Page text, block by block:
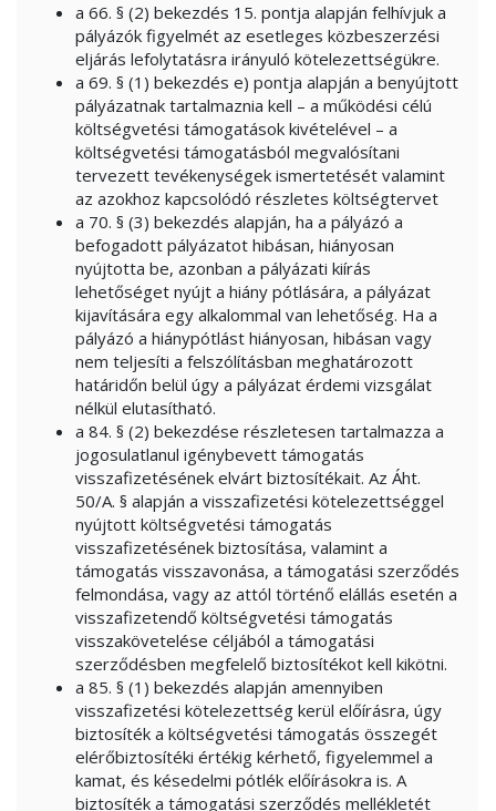
a 66. § (2) bekezdés 15. pontja alapján felhívjuk a
pályázók figyelmét az esetleges közbeszerzési
eljárás lefolytatásra irányuló kötelezettségükre.
a 69. § (1) bekezdés e) pontja alapján a benyújtott
pályázatnak tartalmaznia kell – a működési célú
költségvetési támogatások kivételével – a
költségvetési támogatásból megvalósítani
tervezett tevékenységek ismertetését valamint
az azokhoz kapcsolódó részletes költségtervet
a 70. § (3) bekezdés alapján, ha a pályázó a
befogadott pályázatot hibásan, hiányosan
nyújtotta be, azonban a pályázati kiírás
lehetőséget nyújt a hiány pótlására, a pályázat
kijavítására egy alkalommal van lehetőség. Ha a
pályázó a hiánypótlást hiányosan, hibásan vagy
nem teljesíti a felszólításban meghatározott
határidőn belül úgy a pályázat érdemi vizsgálat
nélkül elutasítható.
a 84. § (2) bekezdése részletesen tartalmazza a
jogosulatlanul igénybevett támogatás
visszafizetésének elvárt biztosítékait. Az Áht.
50/A. § alapján a visszafizetési kötelezettséggel
nyújtott költségvetési támogatás
visszafizetésének biztosítása, valamint a
támogatás visszavonása, a támogatási szerződés
felmondása, vagy az attól történő elállás esetén a
visszafizetendő költségvetési támogatás
visszakövetelése céljából a támogatási
szerződésben megfelelő biztosítékot kell kikötni.
a 85. § (1) bekezdés alapján amennyiben
visszafizetési kötelezettség kerül előírásra, úgy
biztosíték a költségvetési támogatás összegét
elérőbiztosítéki értékig kérhető, figyelemmel a
kamat, és késedelmi pótlék előírásokra is. A
biztosíték a támogatási szerződés mellékletét